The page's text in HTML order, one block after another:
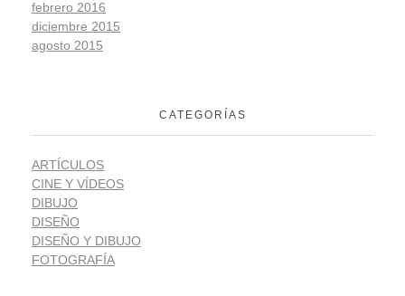
febrero 2016
diciembre 2015
agosto 2015
CATEGORÍAS
ARTÍCULOS
CINE Y VÍDEOS
DIBUJO
DISEÑO
DISEÑO Y DIBUJO
FOTOGRAFÍA